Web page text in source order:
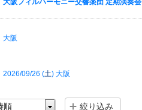
大阪フィルハーモニー交響楽団 定期演奏会
大阪
2026/09/26 (土) 大阪
絞り込み